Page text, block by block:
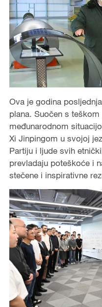
Ova je godina
plana. Suočen s
međunarodnom
Xi Jinpingom u svojoj
Partiju i ljude svih
prevladaju poteškoće i
stečene i inspirativne